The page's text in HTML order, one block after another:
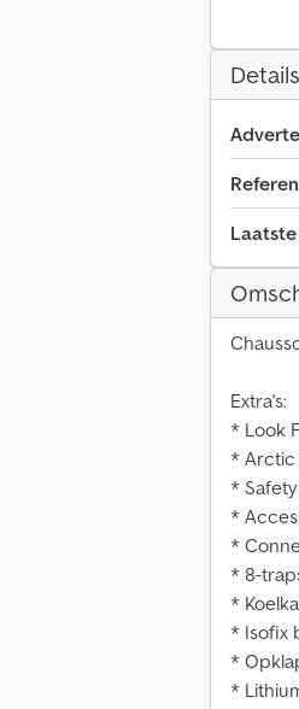
Extra's:
* Look
* Arctic
*
*
*
* 8-
*
* Isofix
*
*